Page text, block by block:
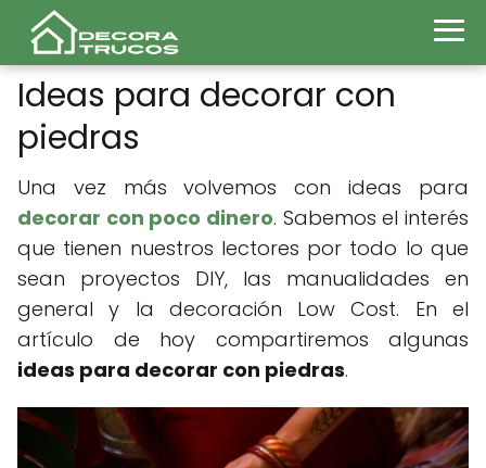
Ideas para decorar con
piedras
Una vez más volvemos con ideas para
decorar con poco dinero. Sabemos el interés
que tienen nuestros lectores por todo lo que
sean proyectos DIY, las manualidades en
general y la decoración Low Cost. En el
artículo de hoy compartiremos algunas
ideas para decorar con piedras.